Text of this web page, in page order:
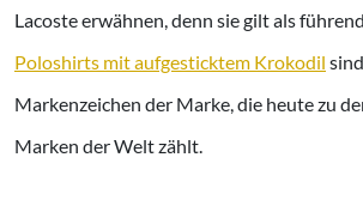
Lacoste erwähnen, denn sie gilt als
Poloshirts mit aufgesticktem Krokodil
Markenzeichen der Marke, die heute zu
Marken der Welt zählt.